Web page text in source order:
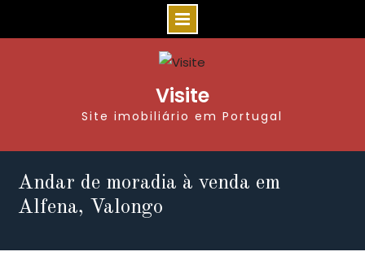
Visite
Site imobiliário em Portugal
Andar de moradia à venda em
Alfena, Valongo